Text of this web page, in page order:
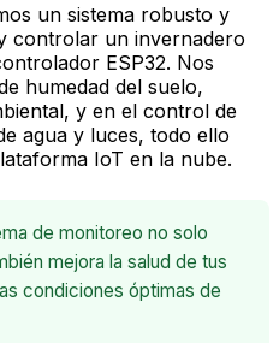
un sistema robusto y
controlar un invernadero
ESP32. Nos
humedad del suelo,
y en el control de
agua y luces, todo ello
IoT en la nube.
de monitoreo no solo
mejora la salud de tus
condiciones óptimas de